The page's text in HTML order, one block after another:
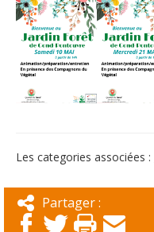
Les categories associées :
Partager :